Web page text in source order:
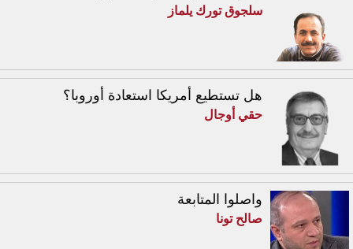
سلجوق تورك يلماز
هل تستطيع أمريكا استعادة أوروبا؟
حقي أوجال
واصلوا المتابعة
صالح تونا